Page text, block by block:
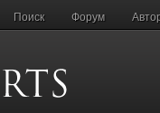
Поиск Форум